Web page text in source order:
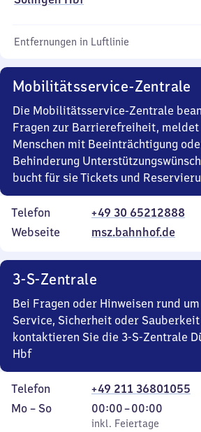
Entfernungen in Luftlinie
Mobilitätsservice-Zentrale
Die Mobilitätsservice-Zentrale
Fragen zur Barrierefreiheit,
Menschen mit Beeinträchtigung
Behinderung
bucht für sie Tickets und
Telefon
+49 30 65212888
Webseite
msz.bahnhof.de
3-S-Zentrale
Bei Fragen oder Hinweisen rund
Service, Sicherheit oder Sauberkeit
kontaktieren Sie die 3-S-Zentrale
Hbf
Telefon
+49 211 36801055
Montag
Mo – So,
inkl. Feiertage
00:00–00:00
Von
0
inkl. Feiertage